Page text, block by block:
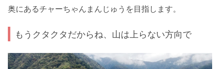
奥にあるチャーちゃんまんじゅうを目指します。
もうクタクタだからね、山は上らない方向で